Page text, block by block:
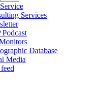
Services
Podcast
Database
Media